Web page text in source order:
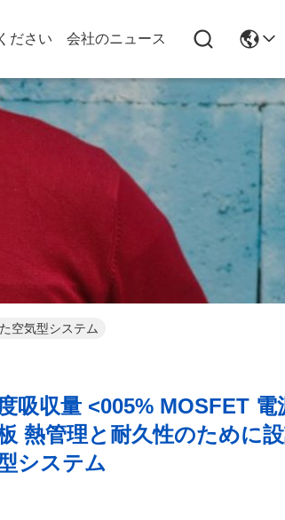
ださい 会社のニュース
空気型システム
吸収量 <005% MOSFET
熱管理と耐久性のために
システム